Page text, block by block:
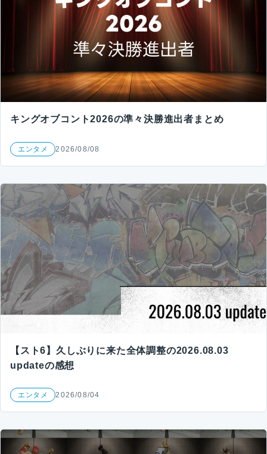
キングオブコント2026の準々決勝進出者まとめ
エンタメ 2026/08/08
【スト6】久しぶりに来た全体調整の2026.08.03
updateの感想
エンタメ 2026/08/04